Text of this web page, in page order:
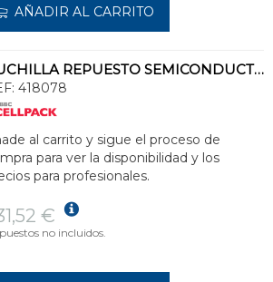
AÑADIR AL CARRITO
CUCHILLA REPUESTO SEMICONDUCTORA FLM20
418078
al carrito y sigue el proceso de
para ver la disponibilidad y los
para profesionales.
€
no incluidos.